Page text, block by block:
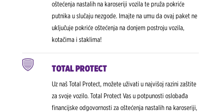
oštećenja nastalih na karoseriji vozila te pruža pokriće
putnika u slučaju nezgode. Imajte na umu da ovaj paket ne
uključuje pokriće oštećenja na donjem postroju vozila,
kotačima i staklima!
TOTAL PROTECT
Uz naš Total Protect, možete uživati u najvišoj razini zaštite
za svoje vozilo. Total Protect Vas u potpunosti oslobađa
financijske odgovornosti za oštećenja nastalih na karoseriji,